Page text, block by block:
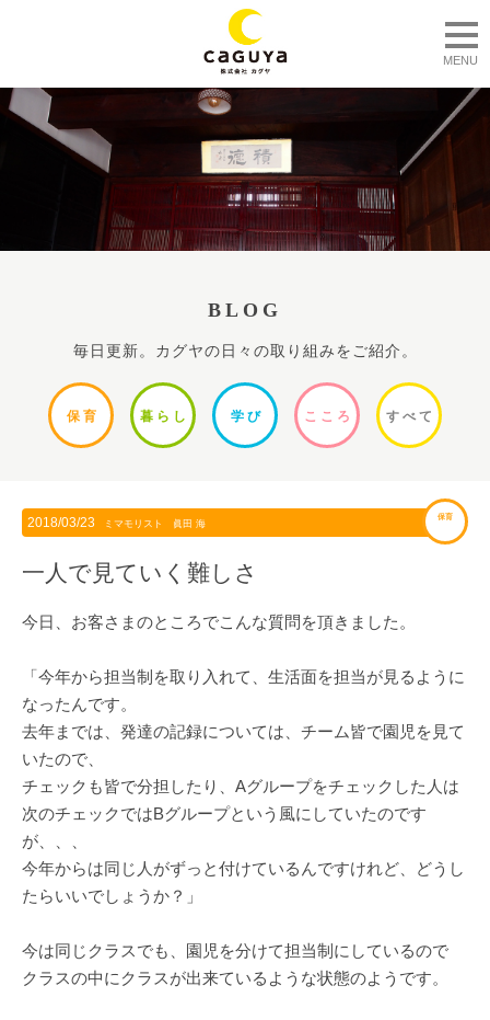
MENU
BLOG
毎日更新。カグヤの日々の取り組みをご紹介。
保 育 暮ら し 学 び ここ ろ すべて
2018/03/23 ミマモリスト 眞田 海
保育
一人で見ていく難しさ
今日、お客さまのところでこんな質問を頂きました。
「今年から担当制を取り入れて、生活面を担当が見るように
なったんです。
去年までは、発達の記録については、チーム皆で園児を見て
いたので、
チェックも皆で分担したり、Aグループをチェックした人は
次のチェックではBグループという風にしていたのです
が、、、
今年からは同じ人がずっと付けているんですけれど、どうし
たらいいでしょうか？」
今は同じクラスでも、園児を分けて担当制にしているので
クラスの中にクラスが出来ているような状態のようです。